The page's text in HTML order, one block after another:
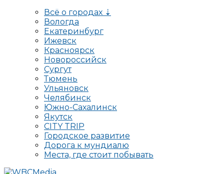
Всё о городах ⇣
Вологда
Екатеринбург
Ижевск
Красноярск
Новороссийск
Сургут
Тюмень
Ульяновск
Челябинск
Южно-Сахалинск
Якутск
CITY TRIP
Городское развитие
Дорога к мундиалю
Места, где стоит побывать